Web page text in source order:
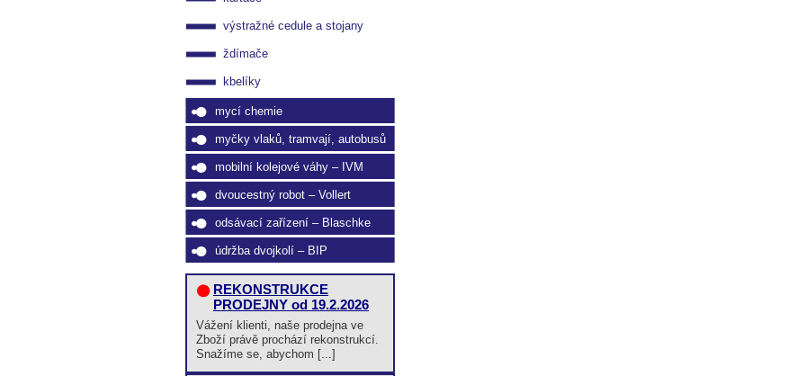
výstražné cedule a stojany
ždímače
kbelíky
mycí chemie
myčky vlaků, tramvají, autobusů
mobilní kolejové váhy – IVM
dvoucestný robot – Vollert
odsávací zařízení – Blaschke
údržba dvojkolí – BIP
REKONSTRUKCE
PRODEJNY od 19.2.2026
Vážení klienti, naše prodejna ve
Zboží právě prochází rekonstrukcí.
Snažíme se, abychom [...]